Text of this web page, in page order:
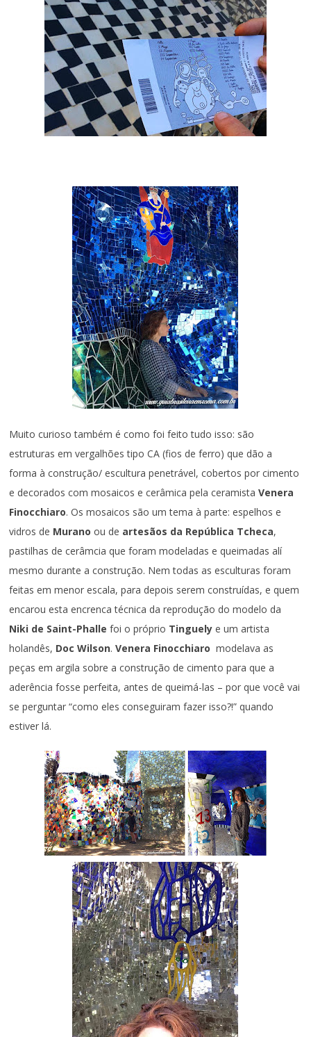
Muito curioso também é como foi feito tudo isso: são
estruturas em vergalhões tipo CA (fios de ferro) que dão a
forma à construção/ escultura penetrável, cobertos por cimento
e decorados com mosaicos e cerâmica pela ceramistaVenera
Finocchiaro. Os mosaicos são um tema à parte: espelhos e
vidros de Murano ou de artesãos da República Tcheca,
pastilhas de cerâmcia que foram modeladas e queimadas alí
mesmo durante a construção. Nem todas as esculturas foram
feitas em menor escala, para depois serem construídas, e quem
encarou esta encrenca técnica da reprodução do modelo da
Niki de Saint-Phalle foi o próprio Tinguely e um artista
holandês, Doc Wilson.Venera Finocchiaro modelava as
peças em argila sobre a construção de cimento para que a
aderência fosse perfeita, antes de queimá-las – por que você vai
se perguntar “como eles conseguiram fazer isso?!” quando
estiver lá.